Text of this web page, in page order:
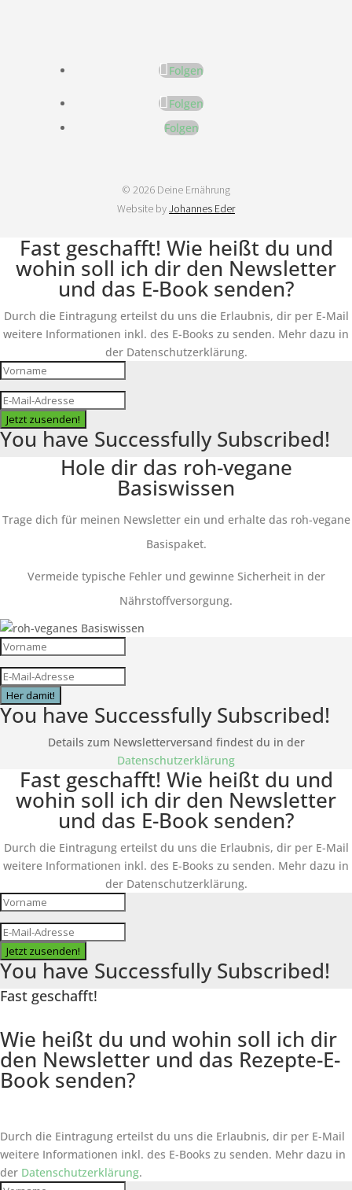
Folgen
Folgen
Folgen
© 2026 Deine Ernährung
Website byJohannes Eder
Fast geschafft! Wie heißt du und
wohin soll ich dir den Newsletter
und das E-Book senden?
Durch die Eintragung erteilst du uns die Erlaubnis, dir per E-Mail
weitere Informationen inkl. des E-Books zu senden. Mehr dazu in
der Datenschutzerklärung.
Jetzt zusenden!
You have Successfully Subscribed!
Hole dir das roh-vegane
Basiswissen
Trage dich für meinen Newsletter ein und erhalte das roh-vegane
Basispaket.
Vermeide typische Fehler und gewinne Sicherheit in der
Nährstoffversorgung.
Her damit!
You have Successfully Subscribed!
Details zum Newsletterversand findest du in der
Datenschutzerklärung
Fast geschafft! Wie heißt du und
wohin soll ich dir den Newsletter
und das E-Book senden?
Durch die Eintragung erteilst du uns die Erlaubnis, dir per E-Mail
weitere Informationen inkl. des E-Books zu senden. Mehr dazu in
der Datenschutzerklärung.
Jetzt zusenden!
You have Successfully Subscribed!
Fast geschafft!
Wie heißt du und wohin soll ich dir
den Newsletter und das Rezepte-E-
Book senden?
Durch die Eintragung erteilst du uns die Erlaubnis, dir per E-Mail
weitere Informationen inkl. des E-Books zu senden. Mehr dazu in
der Datenschutzerklärung.